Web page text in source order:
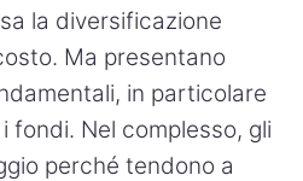
la diversificazione
Ma presentano
in particolare
fondi. Nel complesso, gli
perché tendono a